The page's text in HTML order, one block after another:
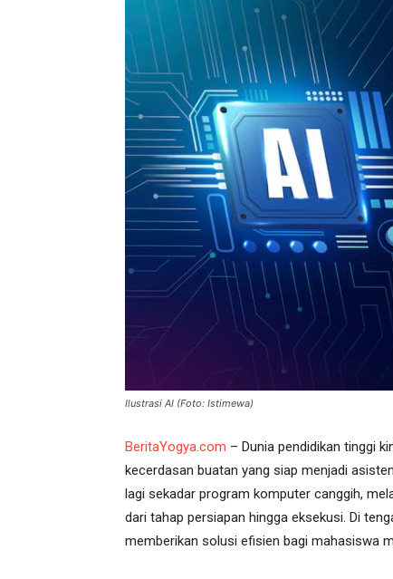
Ilustrasi AI (Foto: Istimewa)
BeritaYogya.com – Dunia pendidikan tinggi
kecerdasan buatan yang siap menjadi
lagi sekadar program komputer canggih,
dari tahap persiapan hingga eksekusi. Di
memberikan solusi efisien bagi mahasiswa